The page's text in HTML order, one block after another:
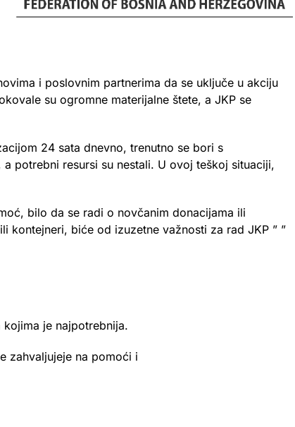
i poslovnim partnerima da se uključe u akciju
su ogromne materijalne štete, a JKP se
24 sata dnevno, trenutno se bori s
potrebni resursi su nestali. U ovoj teškoj situaciji,
bilo da se radi o novčanim donacijama ili
kontejneri, biće od izuzetne važnosti za rad JKP ” ”
je najpotrebnija.
zahvaljujeje na pomoći i